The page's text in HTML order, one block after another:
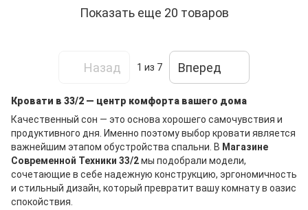
Показать еще 20 товаров
Назад 1 из 7 Вперед
Кровати в 33/2 — центр комфорта вашего дома
Качественный сон — это основа хорошего самочувствия и
продуктивного дня. Именно поэтому выбор кровати является
важнейшим этапом обустройства спальни. В Магазине
Современной Техники 33/2мы подобрали модели,
сочетающие в себе надежную конструкцию, эргономичность
и стильный дизайн, который превратит вашу комнату в оазис
спокойствия.